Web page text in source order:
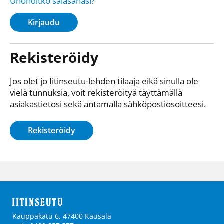
Kirjaudu
Rekisteröidy
Jos olet jo Iitinseutu-lehden tilaaja eikä sinulla ole
vielä tunnuksia, voit rekisteröityä täyttämällä
asiakastietosi sekä antamalla sähkö­posti­osoitteesi.
Rekisteröidy
Kauppakatu 6, 47400 Kausala